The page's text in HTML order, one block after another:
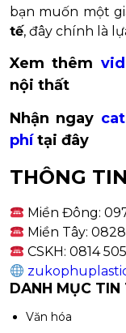
bạn muốn một
tế, đây chính là
Xem thêm
nội thất
Nhận ngay
phítại đây
THÔNG
Miền Đông:
Miền Tây:
CSKH: 0814
DANH MỤC TIN
Văn hóa